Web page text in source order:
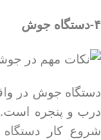
۴-دستگاه جوش
دستگاه جوش در
درب و پنجره است.
شروع کار